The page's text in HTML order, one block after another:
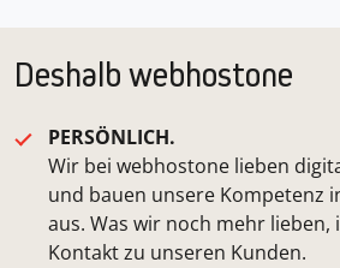
Deshalb webhostone
PERSÖNLICH.
Wir bei webhostone lieben
und bauen unsere Kompetenz
aus. Was wir noch mehr
Kontakt zu unseren Kunden.